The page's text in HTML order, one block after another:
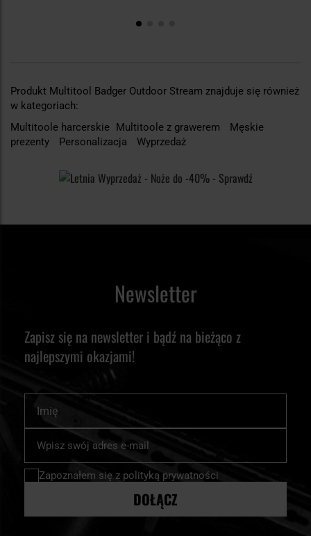
Produkt Multitool Badger Outdoor Stream znajduje się również
w kategoriach:
Multitoole harcerskie Multitoole z grawerem
Męskie
prezenty
Personalizacja Wyprzedaż
Newsletter
Zapisz się na newsletter i bądź na bieżąco z
najlepszymi okazjami!
nasz
newsletter:
Zapoznałem się z polityką prywatności
DOŁĄCZ